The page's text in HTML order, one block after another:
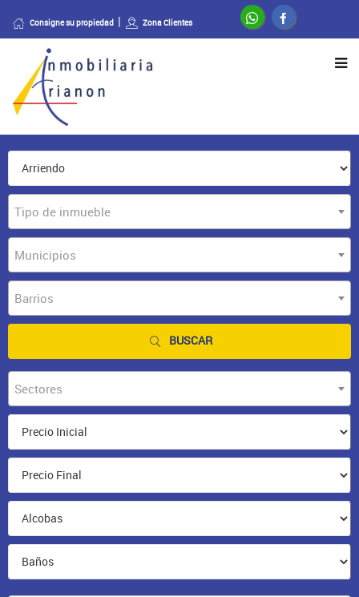
Consigne su propiedad Zona Clientes
Tipo de inmueble
Municipios
Barrios
BUSCAR
Sectores